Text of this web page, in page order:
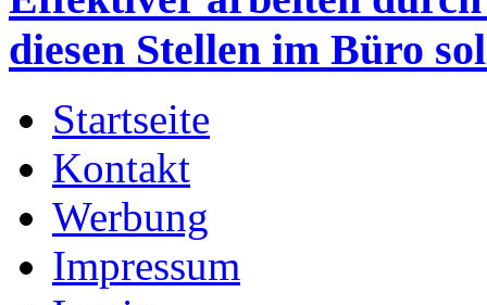
diesen Stellen im Büro
Startseite
Kontakt
Werbung
Impressum